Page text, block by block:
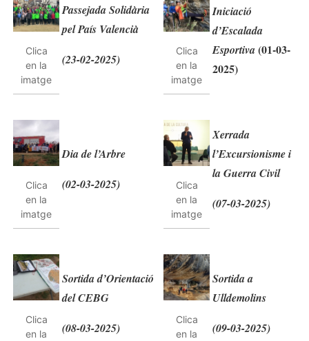
Clica
en la
imatge
Passejada Solidària
pel País Valencià
(23-02-2025)
Clica
en la
imatge
Iniciació
d’Escalada
Esportiva(01-03-
2025)
Clica
en la
imatge
Dia de l’Arbre
(02-03-2025)
Clica
en la
imatge
Xerrada
l’Excursionisme i
la Guerra Civil
(07-03-2025)
Clica
en la
Sortida d’Orientació
del CEBG
(08-03-2025)
Clica
en la
Sortida a
Ulldemolins
(09-03-2025)